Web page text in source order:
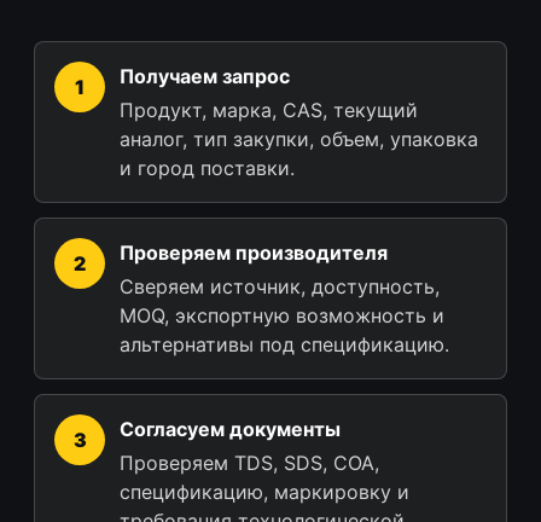
Получаем запрос
Продукт, марка, CAS, текущий
аналог, тип закупки, объем, упаковка
и город поставки.
Проверяем производителя
Сверяем источник, доступность,
MOQ, экспортную возможность и
альтернативы под спецификацию.
Согласуем документы
Проверяем TDS, SDS, COA,
спецификацию, маркировку и